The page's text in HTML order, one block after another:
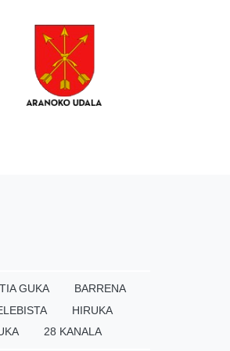
GUKA
BARRENA
HIRUKA
28 KANALA